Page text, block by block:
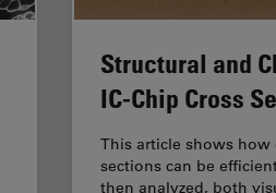
Structural and
IC-Chip Cross
This article shows how
sections can be
then analyzed, both